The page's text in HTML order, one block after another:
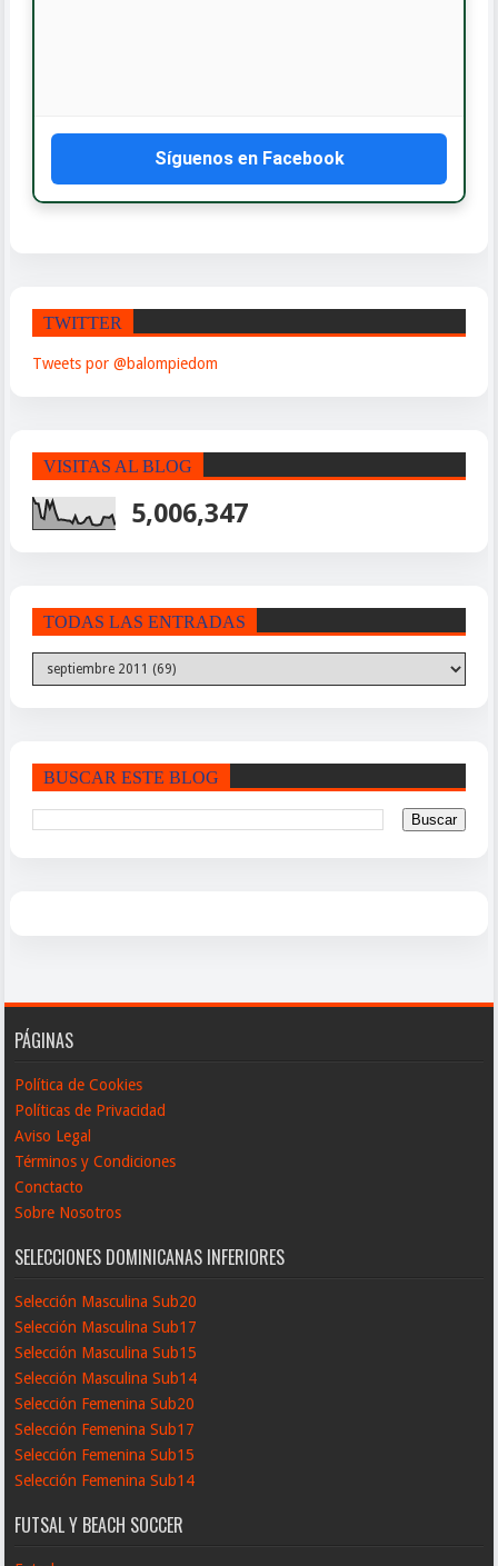
Síguenos en Facebook
TWITTER
Tweets por @balompiedom
VISITAS AL BLOG
5,006,347
TODAS LAS ENTRADAS
BUSCAR ESTE BLOG
PÁGINAS
Política de Cookies
Políticas de Privacidad
Aviso Legal
Términos y Condiciones
Conctacto
Sobre Nosotros
SELECCIONES DOMINICANAS INFERIORES
Selección Masculina Sub20
Selección Masculina Sub17
Selección Masculina Sub15
Selección Masculina Sub14
Selección Femenina Sub20
Selección Femenina Sub17
Selección Femenina Sub15
Selección Femenina Sub14
FUTSAL Y BEACH SOCCER